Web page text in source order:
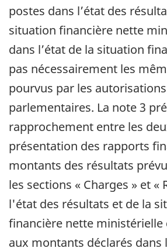
postes dans l’état des
situation financière nette
dans l’état de la situation
pas nécessairement les
pourvus par les autorisations
parlementaires. La note 3
rapprochement entre les
présentation des rapports
montants des résultats
les sections « Charges » et «
l'état des résultats et de la
financière nette
aux montants déclarés dans